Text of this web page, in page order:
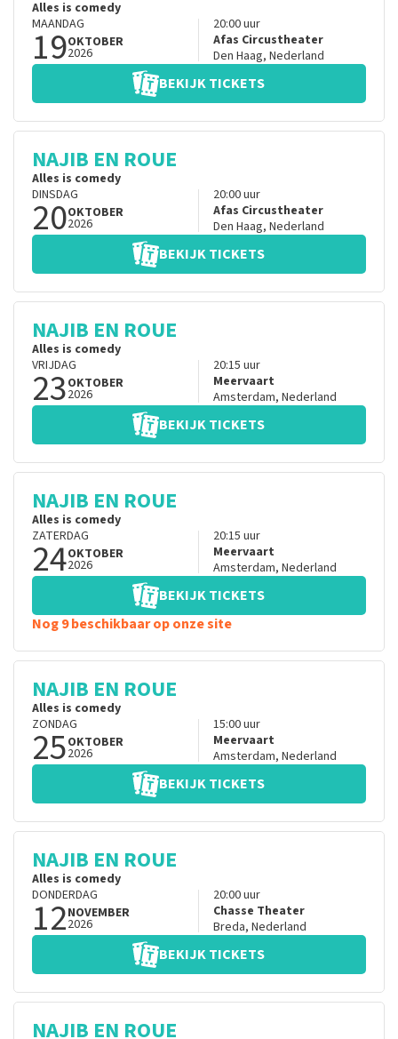
Alles is comedy
MAANDAG
19OKTOBER
2026
20:00uur
Afas Circustheater
Den Haag, Nederland
BEKIJK TICKETS
NAJIB EN ROUE
Alles is comedy
DINSDAG
20OKTOBER
2026
20:00uur
Afas Circustheater
Den Haag, Nederland
BEKIJK TICKETS
NAJIB EN ROUE
Alles is comedy
VRIJDAG
23OKTOBER
2026
20:15 uur
Meervaart
Amsterdam, Nederland
BEKIJK TICKETS
NAJIB EN ROUE
Alles is comedy
ZATERDAG
24OKTOBER
2026
20:15 uur
Meervaart
Amsterdam, Nederland
BEKIJK TICKETS
Nog 9 beschikbaar op onze site
NAJIB EN ROUE
Alles is comedy
ZONDAG
25OKTOBER
2026
15:00uur
Meervaart
Amsterdam, Nederland
BEKIJK TICKETS
NAJIB EN ROUE
Alles is comedy
DONDERDAG
12NOVEMBER
2026
20:00uur
Chasse Theater
Breda, Nederland
BEKIJK TICKETS
NAJIB EN ROUE